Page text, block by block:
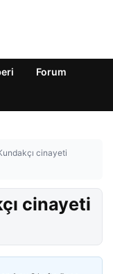
Forum
cinayeti
cinayeti